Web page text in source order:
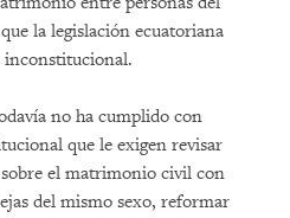
la legislación ecuatoriana
no ha cumplido con
que le exigen revisar
sobre el matrimonio civil con
del mismo sexo, reformar